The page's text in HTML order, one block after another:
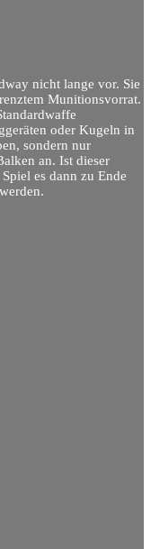
nicht lange vor. Sie
Munitionsvorrat.
oder Kugeln in
sondern nur
an. Ist dieser
es dann zu Ende